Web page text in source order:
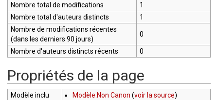
Nombre total de modifications
1
Nombre total d'auteurs distincts
1
Nombre de modifications récentes
(dans les derniers 90 jours)
0
Nombre d'auteurs distincts récents 0
Propriétés de la page
Modèle inclu
Modèle:Non Canon (voir la source)